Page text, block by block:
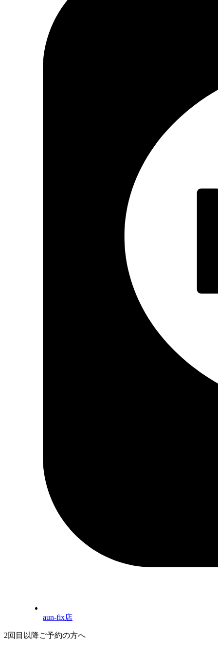
aun-fix店
2回目以降ご予約の方へ